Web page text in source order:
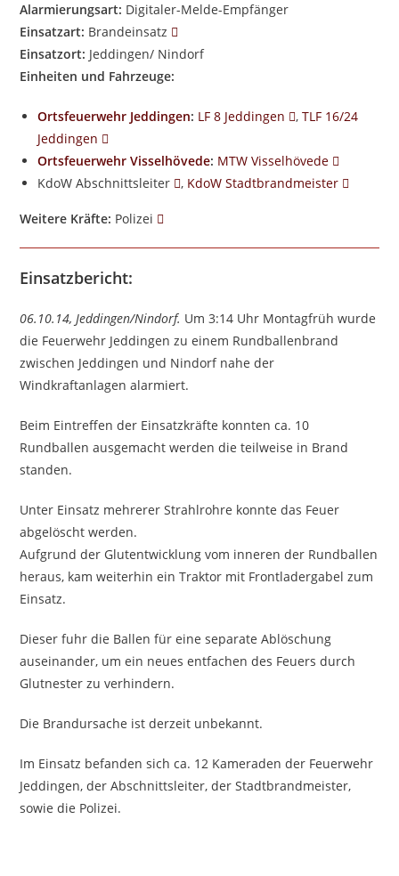
Alarmierungsart: Digitaler-Melde-Empfänger
Einsatzart: Brandeinsatz
Einsatzort: Jeddingen/ Nindorf
Einheiten und Fahrzeuge:
Ortsfeuerwehr Jeddingen: LF 8 Jeddingen ,TLF 16/24
Jeddingen
Ortsfeuerwehr Visselhövede: MTW Visselhövede
KdoW Abschnittsleiter
, KdoW Stadtbrandmeister
Weitere Kräfte: Polizei
Einsatzbericht:
06.10.14, Jeddingen/Nindorf. Um 3:14 Uhr Montagfrüh wurde
die Feuerwehr Jeddingen zu einem Rundballenbrand
zwischen Jeddingen und Nindorf nahe der
Windkraftanlagen alarmiert.
Beim Eintreffen der Einsatzkräfte konnten ca. 10
Rundballen ausgemacht werden die teilweise in Brand
standen.
Unter Einsatz mehrerer Strahlrohre konnte das Feuer
abgelöscht werden.
Aufgrund der Glutentwicklung vom inneren der Rundballen
heraus, kam weiterhin ein Traktor mit Frontladergabel zum
Einsatz.
Dieser fuhr die Ballen für eine separate Ablöschung
auseinander, um ein neues entfachen des Feuers durch
Glutnester zu verhindern.
Die Brandursache ist derzeit unbekannt.
Im Einsatz befanden sich ca. 12 Kameraden der Feuerwehr
Jeddingen, der Abschnittsleiter, der Stadtbrandmeister,
sowie die Polizei.